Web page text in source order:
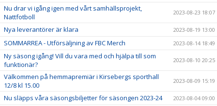
Nu drar vi igång igen med vårt samhällsprojekt,
Nattfotboll
2023-08-23 18:07
Nya leverantörer är klara 2023-08-19 13:00
SOMMARREA - Utförsäljning av FBC Merch 2023-08-14 18:49
Ny säsong igång! Vill du vara med och hjälpa till som
funktionär?
2023-08-10 20:25
Välkommen på hemmapremiär i Kirsebergs sporthall
12/8 kl 15.00
2023-08-09 15:19
Nu släpps våra säsongsbiljetter för säsongen 2023-24 2023-08-04 09:00